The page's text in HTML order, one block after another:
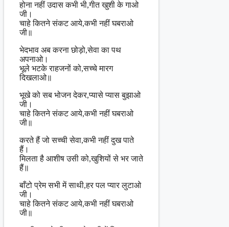
होना नहीं उदास कभी भी,गीत खुशी के गाओ
जी।
चाहे कितने संकट आये,कभी नहीं घबराओ
जी॥
भेदभाव अब करना छोड़ो,सेवा का पथ
अपनाओ।
भूले भटके राहजनों को,सच्चे मारग
दिखलाओ॥
भूखे को सब भोजन देकर,प्यासे प्यास बुझाओ
जी।
चाहे कितने संकट आये,कभी नहीं घबराओ
जी॥
करते हैं जो सच्ची सेवा,कभी नहीं दुख पाते
हैं।
मिलता है आशीष उसी को,खुशियों से भर जाते
हैं॥
बाँटो प्रेम सभी में साथी,हर पल प्यार लुटाओ
जी।
चाहे कितने संकट आये,कभी नहीं घबराओ
जी॥